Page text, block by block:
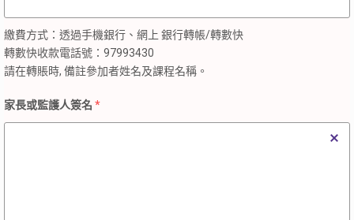
繳費方式：透過手機銀行、網上 銀行轉帳/轉數快
轉數快收款電話號：97993430
請在轉賬時, 備註參加者姓名及課程名稱。
家長或監護人簽名 *